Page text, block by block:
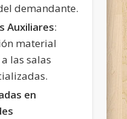
demandante.
Auxiliares:
material
las salas
en